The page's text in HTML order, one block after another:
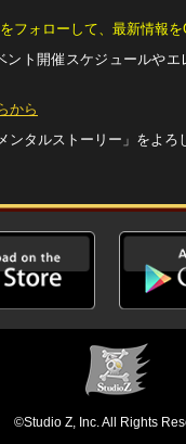
フォローして、最新情報を
ント開催スケジュールやエ
から
ンタルストーリー」をよろ
©Studio Z, Inc. All Rights